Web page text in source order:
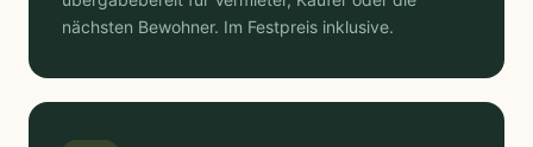
nächsten Bewohner. Im Festpreis inklusive.